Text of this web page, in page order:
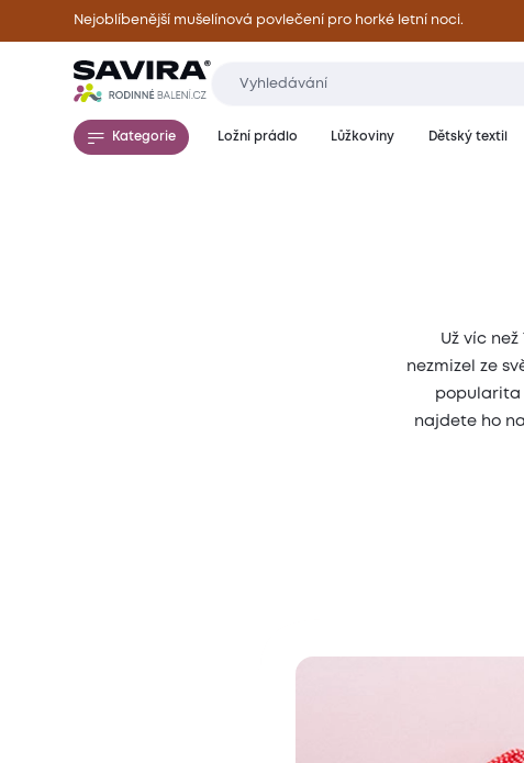
Nejoblíbenější mušelínová povlečení pro horké letní noci.
Kategorie Ložní prádlo Lůžkoviny Dětský textil
Už víc
nezmizel ze
popularita
najdete ho